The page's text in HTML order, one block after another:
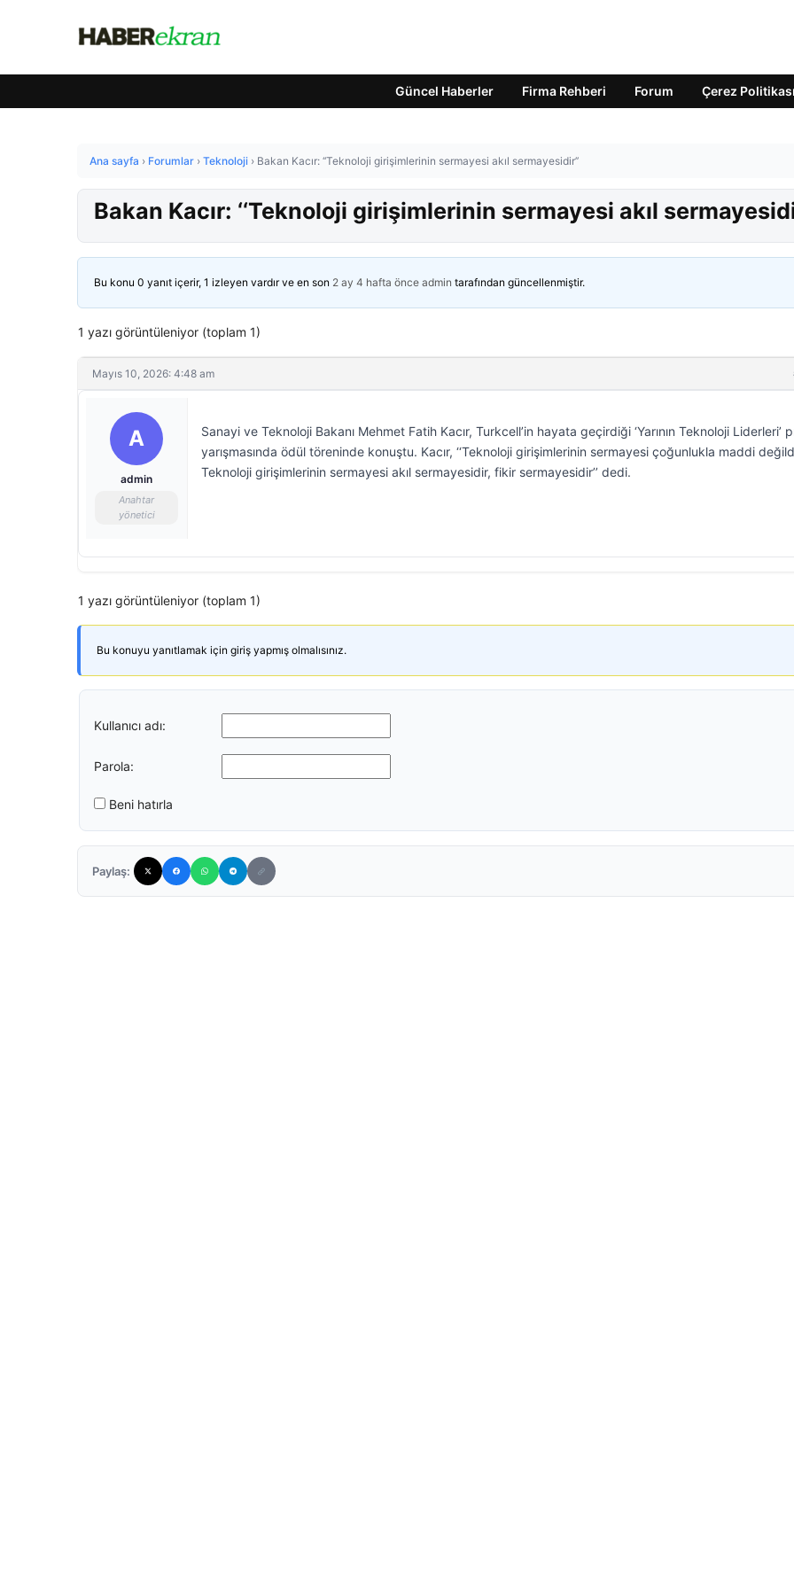
Güncel Haberler Firma Rehberi Forum Çerez Politikası
Ana sayfa › Forumlar › Teknoloji › Bakan Kacır: ‘‘Teknoloji girişimlerinin sermayesi akıl sermayesidir’’
Bakan Kacır: ‘‘Teknoloji girişimlerinin sermayesi akıl
Bu konu 0 yanıt içerir, 1 izleyen vardır ve en son 2 ay 4 hafta önce admin tarafından güncellenmiştir.
1 yazı görüntüleniyor (toplam 1)
Mayıs 10, 2026: 4:48 am
A
admin
Anahtar
yönetici
Sanayi ve Teknoloji Bakanı Mehmet Fatih Kacır, Turkcell’in hayata geçirdiği ‘Yarının Teknoloji Liderleri’
yarışmasında ödül töreninde konuştu. Kacır, ‘‘Teknoloji girişimlerinin sermayesi çoğunlukla maddi
Teknoloji girişimlerinin sermayesi akıl sermayesidir, fikir sermayesidir’’ dedi.
1 yazı görüntüleniyor (toplam 1)
Bu konuyu yanıtlamak için giriş yapmış olmalısınız.
Kullanıcı adı:
Parola:
Beni hatırla
Paylaş: